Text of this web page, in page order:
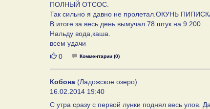
ПОЛНЫЙ ОТСОС.
Так сильно я давно не пролетал.ОКУНЬ
В итоге за весь день вымучал 78 штук на 9.200.
Нальду вода,каша.
всем удачи
Нравится
0 Комментарии (0)
Кобона (Ладожское озеро)
16.02.2014 19:40
С утра сразу с первой лунки поднял весь улов.